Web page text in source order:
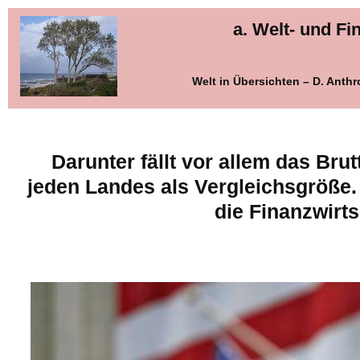
a. Welt- und
Welt in Übersichten – D.
Darunter fällt vor allem das
jeden Landes als
die